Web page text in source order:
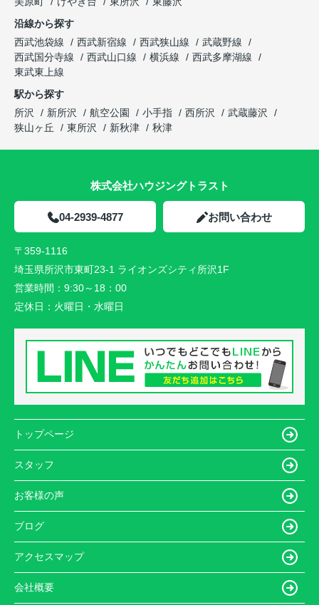
沿線から探す
西武池袋線
西武新宿線 西武狭山線
武蔵野線
西武国分寺線
西武山口線 横浜線
西武多摩湖線
東武東上線
駅から探す
所沢
新所沢 航空公園 小手指 西所沢
武蔵藤沢
狭山ヶ丘
東所沢 新秋津 秋津
株式会社ハウジングトラスト
04-2939-4877 お問い合わせ
〒359-1116
埼玉県所沢市東町23-1 ライオンズシティ所沢1F
営業時間： 9:30～18：00
定休日： 火曜日・水曜日
トップページ
スタッフ
お客様の声
ブログ
アクセスマップ
会社概要